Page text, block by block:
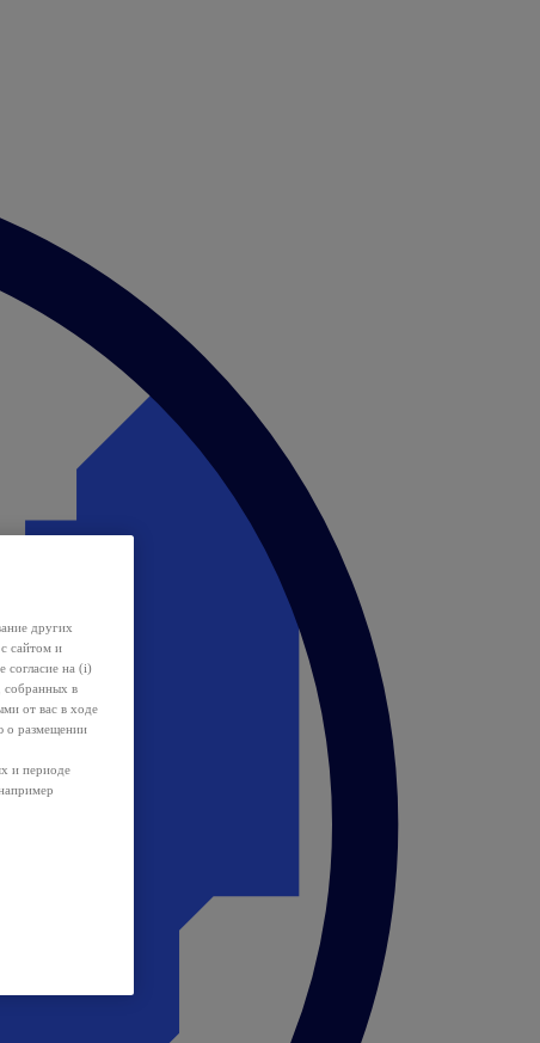
других
сайтом и
согласие на (i)
собранных в
от вас в ходе
о размещении
и периоде